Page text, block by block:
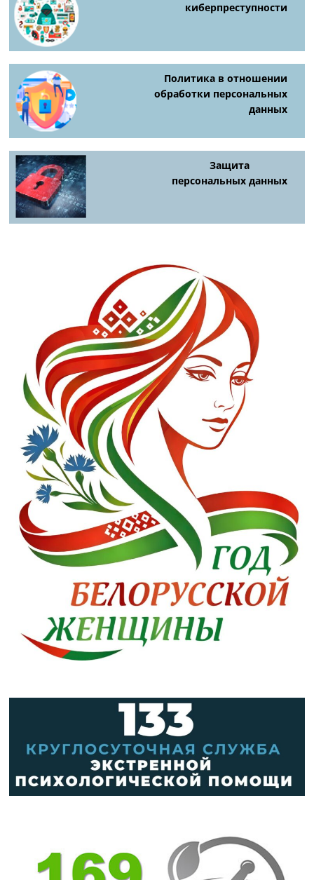
киберпреступности
Политика в отношении
обработки персональных
данных
Защита
персональных данных